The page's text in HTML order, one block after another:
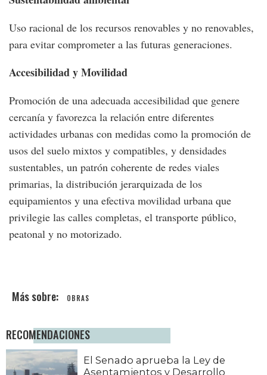
Uso racional de los recursos renovables y no renovables,
para evitar comprometer a las futuras generaciones.
Accesibilidad y Movilidad
Promoción de una adecuada accesibilidad que genere
cercanía y favorezca la relación entre diferentes
actividades urbanas con medidas como la promoción de
usos del suelo mixtos y compatibles, y densidades
sustentables, un patrón coherente de redes viales
primarias, la distribución jerarquizada de los
equipamientos y una efectiva movilidad urbana que
privilegie las calles completas, el transporte público,
peatonal y no motorizado.
OBRAS
RECOMENDACIONES
El Senado aprueba la Ley de
Asentamientos y Desarrollo